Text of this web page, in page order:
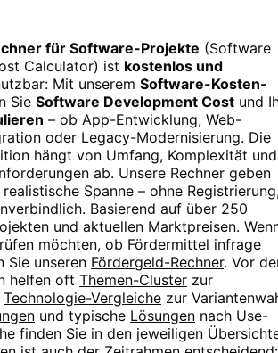
für Software-Projekte (Software
Calculator) ist kostenlos und
Mit unserem Software-Kosten-
Sie Software Development Cost und
– ob App-Entwicklung, Web-
oder Legacy-Modernisierung. Die
hängt von Umfang, Komplexität und
ab. Unsere Rechner geben
Spanne – ohne
Basierend auf über 250
und aktuellen Marktpreisen.
möchten, ob Fördermittel infrage
Sie unseren Fördergeld-Rechner. Vor
helfen oft Themen-Cluster zur
Technologie-Vergleiche zur
und typische Lösungen nach Use-
finden Sie in den jeweiligen